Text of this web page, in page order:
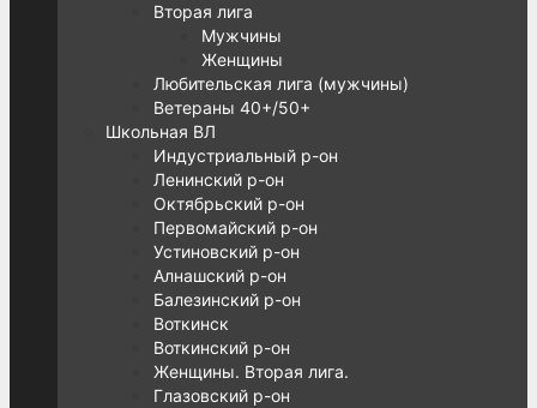
Вторая лига
Мужчины
Женщины
Любительская лига (мужчины)
Ветераны 40+/50+
Школьная ВЛ
Индустриальный р-он
Ленинский р-он
Октябрьский р-он
Первомайский р-он
Устиновский р-он
Алнашский р-он
Балезинский р-он
Воткинск
Воткинский р-он
Женщины. Вторая лига.
Глазовский р-он